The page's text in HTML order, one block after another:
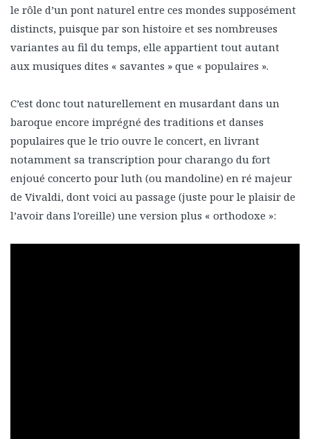
le rôle d’un pont naturel entre ces mondes supposément
distincts, puisque par son histoire et ses nombreuses
variantes au fil du temps, elle appartient tout autant
aux musiques dites « savantes » que « populaires ».
C’est donc tout naturellement en musardant dans un
baroque encore imprégné des traditions et danses
populaires que le trio ouvre le concert, en livrant
notamment sa transcription pour charango du fort
enjoué concerto pour luth (ou mandoline) en ré majeur
de Vivaldi, dont voici au passage (juste pour le plaisir de
l’avoir dans l’oreille) une version plus « orthodoxe »: